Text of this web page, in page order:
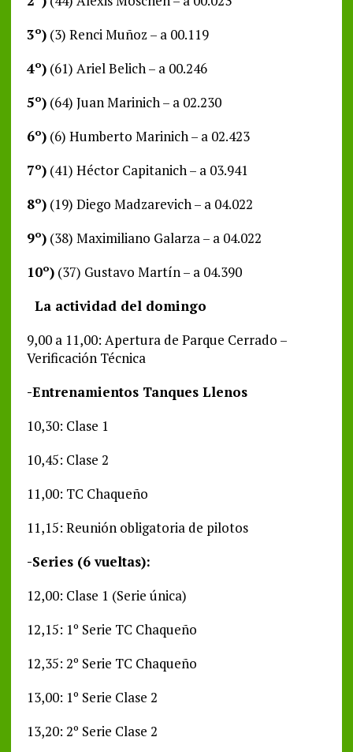
3º)(3) Renci Muñoz – a 00.119
4º)(61) Ariel Belich – a 00.246
5º)(64) Juan Marinich – a 02.230
6º)(6) Humberto Marinich – a 02.423
7º)(41) Héctor Capitanich – a 03.941
8º)(19) Diego Madzarevich – a 04.022
9º)(38) Maximiliano Galarza – a 04.022
10º)(37) Gustavo Martín – a 04.390
La actividad del domingo
9,00 a 11,00: Apertura de Parque Cerrado –
Verificación Técnica
-Entrenamientos Tanques Llenos
10,30: Clase 1
10,45: Clase 2
11,00: TC Chaqueño
11,15: Reunión obligatoria de pilotos
-Series (6 vueltas):
12,00: Clase 1 (Serie única)
12,15: 1º Serie TC Chaqueño
12,35: 2º Serie TC Chaqueño
13,00: 1º Serie Clase 2
13,20: 2º Serie Clase 2